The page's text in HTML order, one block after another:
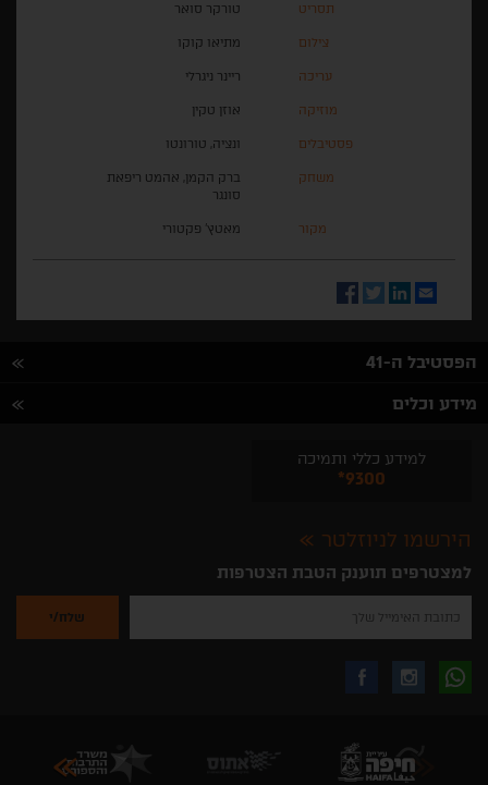
תסריט טורקר סואר
צילום מתיאו קוקו
עריכה ריינר ניגרלי
מוזיקה אוזן טקין
פסטיבלים ונציה, טורונטו
משחק
ברק הקמן, אהמט ריפאת
סונגר
מקור מאטץ' פקטורי
Email
LinkedIn
Twitter
Facebook
הפסטיבל ה-41
מידע וכלים
למידע כללי ותמיכה
*9300
הירשמו לניוזלטר
למצטרפים תוענק הטבת הצטרפות
להזין
שלך
לקבלת
באינסטגרם
עקבו
בפייסבוק